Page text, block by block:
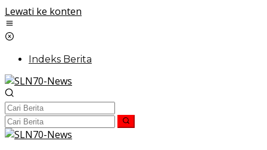
Lewati ke konten
Indeks Berita